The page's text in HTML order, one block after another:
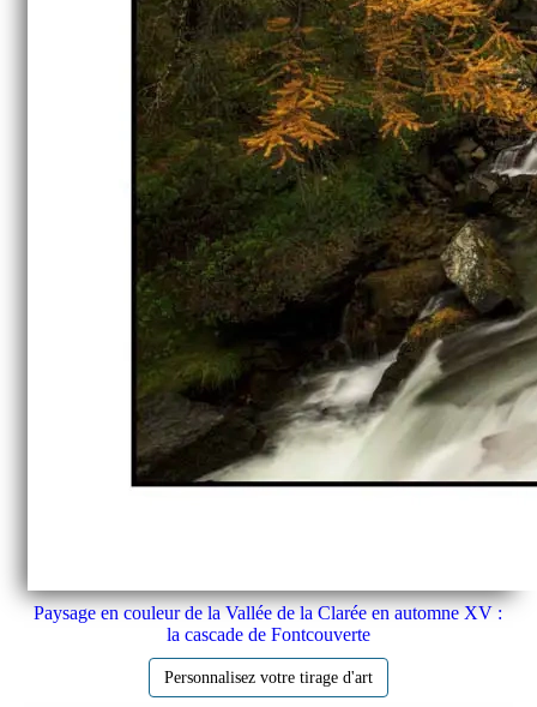
Paysage en couleur de la Vallée de la Clarée en automne XV :
la cascade de Fontcouverte
Personnalisez votre tirage d'art